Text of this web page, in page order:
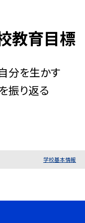
教育目標
分を生かす
り返る
学校基本情報